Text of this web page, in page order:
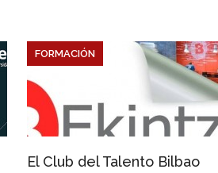
El Club del Talento Bilbao
FORMACIÓN